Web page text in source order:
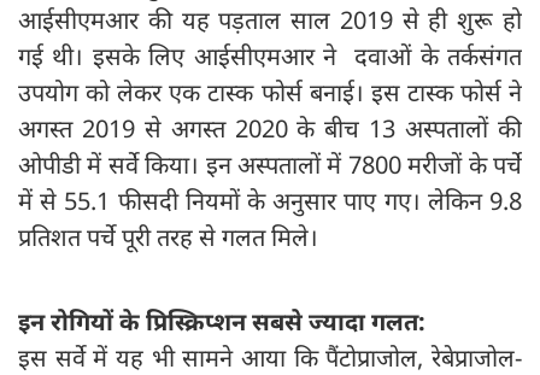
आईसीएमआर की यह पड़ताल साल 2019 से ही शुरू हो
गई थी। इसके लिए आईसीएमआर ने दवाओं के तर्कसंगत
उपयोग को लेकर एक टास्क फोर्स बनाई। इस टास्क फोर्स ने
अगस्त 2019 से अगस्त 2020 के बीच 13 अस्पतालों की
ओपीडी में सर्वे किया। इन अस्पतालों में 7800 मरीजों के पर्चे
में से 55.1 फीसदी नियमों के अनुसार पाए गए। लेकिन 9.8
प्रतिशत पर्चे पूरी तरह से गलत मिले।
इन रोगियों के प्रिस्क्रिप्शन सबसे ज्यादा गलत:
इस सर्वे में यह भी सामने आया कि पैंटोप्राजोल, रेबेप्राजोल-